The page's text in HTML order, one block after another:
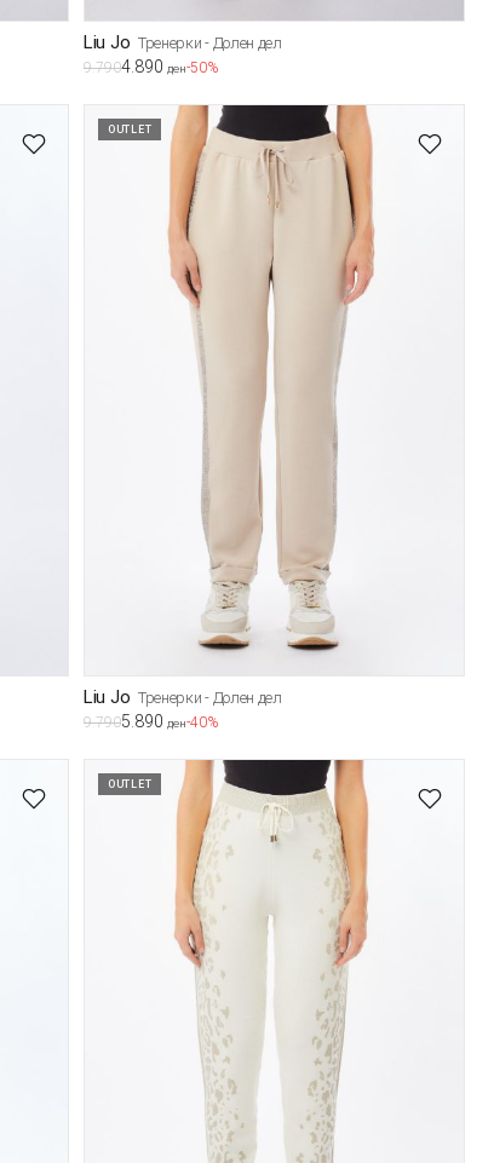
Liu Jo Тренерки - Долен дел
9.7904.890 ден-50%
OUTLET
Liu Jo Тренерки - Долен дел
9.7905.890 ден-40%
OUTLET